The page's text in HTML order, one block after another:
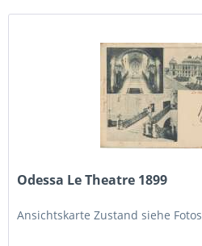
Odessa Le Theatre 1899
Ansichtskarte Zustand siehe Fotos